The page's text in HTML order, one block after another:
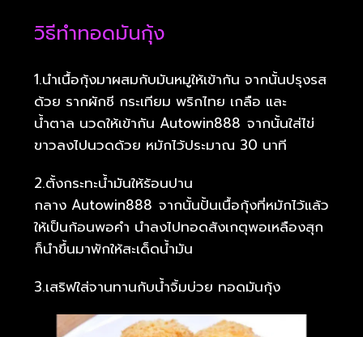
วิธีทำทอดมันกุ้ง
1.นำเนื้อกุ้งมาผสมกับมันหมูให้เข้ากัน จากนั้นปรุงรส
ด้วย รากผักชี กระเทียม พริกไทย เกลือ และ
น้ำตาล นวดให้เข้ากัน Autowin888 จากนั้นใส่ไข่
ขาวลงไปนวดด้วย หมักไว้ประมาณ 30 นาที
2.ตั้งกระทะน้ำมันให้ร้อนปาน
กลาง Autowin888 จากนั้นปั้นเนื้อกุ้งที่หมักไว้แล้ว
ให้เป็นก้อนพอคำ นำลงไปทอดสังเกตุพอเหลืองสุก
ก็นำขึ้นมาพักให้สะเด็ดน้ำมัน
3.เสริฟใส่จานทานกับน้ำจิ้มบ่วย ทอดมันกุ้ง